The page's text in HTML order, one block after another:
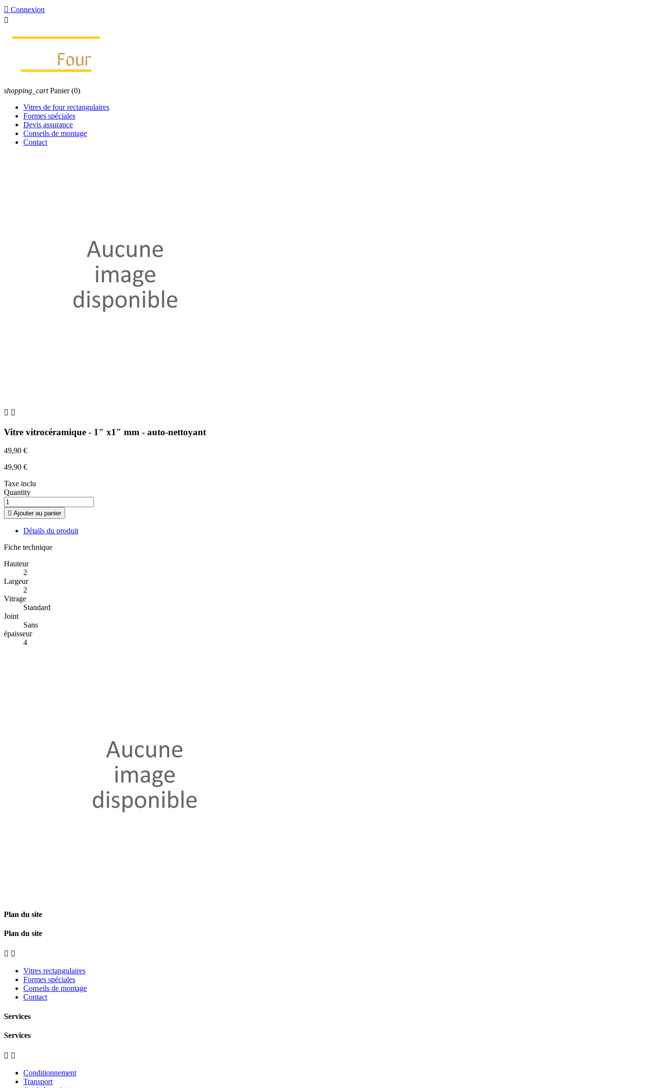
 Connexion

shopping_cart Panier (0)
Vitres de four rectangulaires
Formes spéciales
Devis assurance
Conseils de montage
Contact
 
Vitre vitrocéramique - 1" x1" mm - auto-nettoyant
49,90 €
49,90 €
Taxe inclu
Quantity
 Ajouter au panier
Détails du produit
Fiche technique
Hauteur
2
Largeur
2
Vitrage
Standard
Joint
Sans
épaisseur
4
Plan du site
Plan du site
 
Vitres rectangulaires
Formes spéciales
Conseils de montage
Contact
Services
Services
 
Conditionnement
Transport